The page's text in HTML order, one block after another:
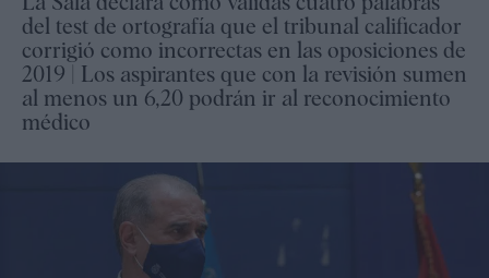
del test de ortografía que el tribunal calificador
corrigió como incorrectas en las oposiciones de
2019 | Los aspirantes que con la revisión sumen
al menos un 6,20 podrán ir al reconocimiento
médico